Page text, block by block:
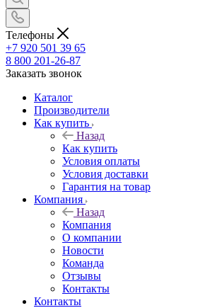
Телефоны
+7 920 501 39 65
8 800 201-26-87
Заказать звонок
Каталог
Производители
Как купить
Назад
Как купить
Условия оплаты
Условия доставки
Гарантия на товар
Компания
Назад
Компания
О компании
Новости
Команда
Отзывы
Контакты
Контакты